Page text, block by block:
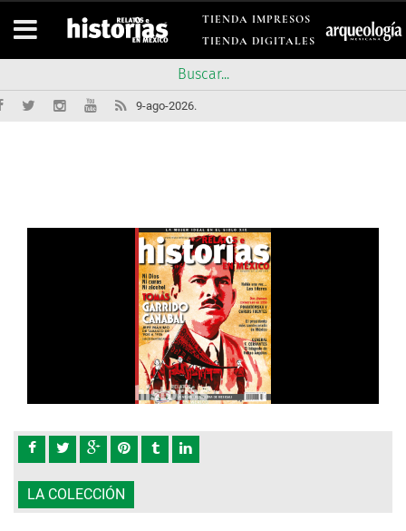
TIENDA IMPRESOS
TIENDA DIGITALES
9-ago-2026.
LA COLECCIÓN